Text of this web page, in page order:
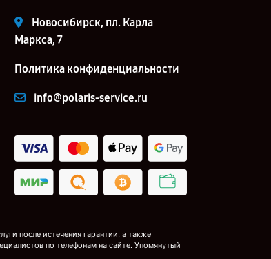
Новосибирск, пл. Карла
Маркса, 7
Политика конфиденциальности
info@polaris-service.ru
после истечения гарантии, а также
по телефонам на сайте. Упомянутый